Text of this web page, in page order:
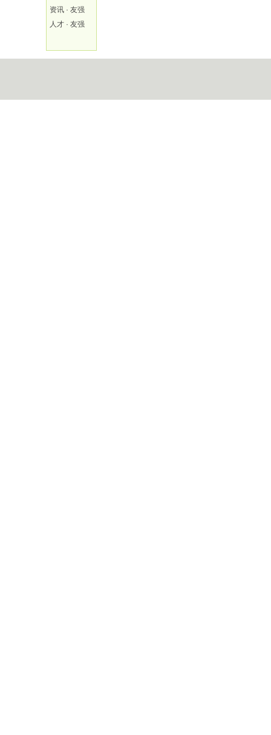
资讯 · 友强
人才 · 友强